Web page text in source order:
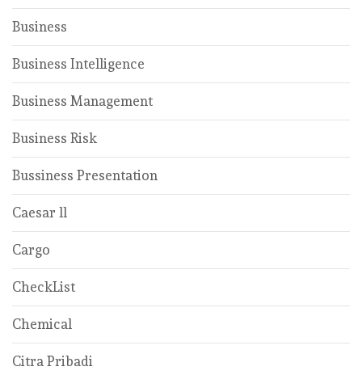
Business
Business Intelligence
Business Management
Business Risk
Bussiness Presentation
Caesar ll
Cargo
CheckList
Chemical
Citra Pribadi